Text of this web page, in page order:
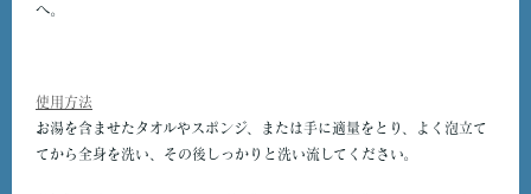
へ。
使用方法
お湯を含ませたタオルやスポンジ、または手に適量をとり、よく泡立て
てから全身を洗い、その後しっかりと洗い流してください。